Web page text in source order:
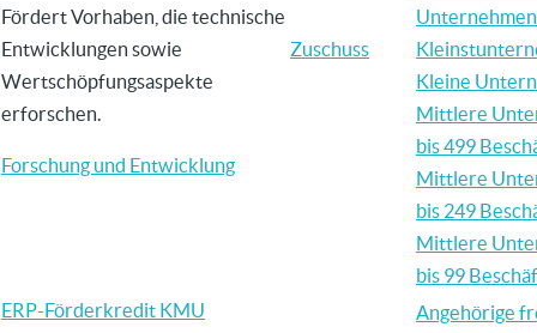
Fördert Vorhaben, die technische
Entwicklungen sowie
Wertschöpfungsaspekte
erforschen.
Forschung und Entwicklung
Zuschuss
Unternehmen
Kleine
Mittlere
bis 499
Mittlere
bis 249
Mittlere
bis 99
ERP-Förderkredit KMU
Angehörige